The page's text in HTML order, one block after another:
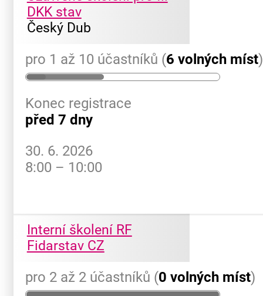
DKK stav
Český Dub
pro 1 až 10 účastníků (6 volných míst)
Konec registrace
před 7 dny
30. 6. 2026
8:00 – 10:00
Interní školení RF
Fidarstav CZ
pro 2 až 2 účastníků (0 volných míst)